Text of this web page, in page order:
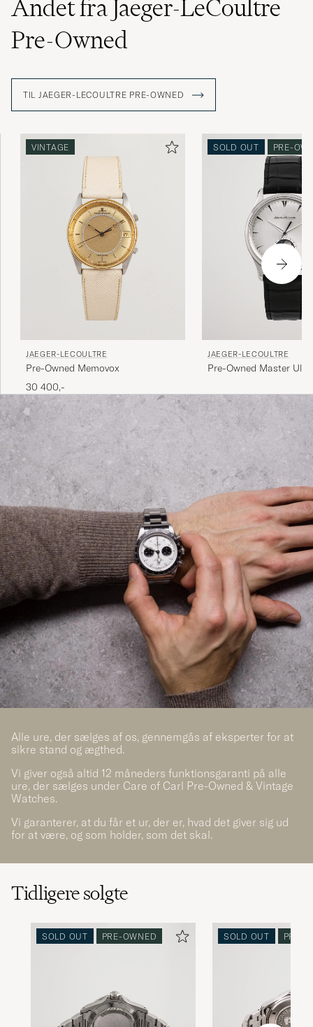
Andet fra Jaeger-LeCoultre
Pre-Owned
TIL JAEGER-LECOULTRE PRE-OWNED
VINTAGE
JAEGER-LECOULTRE
Pre-Owned Memovox
30 400,-
SOLD OUT PRE-
JAEGER-LECOULTRE
Pre-Owned Master
Alle ure, der sælges af os, gennemgås af eksperter for at
sikre stand og ægthed.
Vi giver også altid 12 måneders funktionsgaranti på alle
ure, der sælges under Care of Carl Pre-Owned & Vintage
Watches.
Vi garanterer, at du får et ur, der er, hvad det giver sig ud
for at være, og som holder, som det skal.
Tidligere solgte
SOLD OUT PRE-OWNED SOLD OUT PRE-